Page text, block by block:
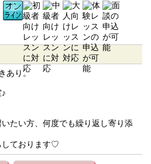
あり。
たい方、何度でも繰り返し寄り添
しております♡